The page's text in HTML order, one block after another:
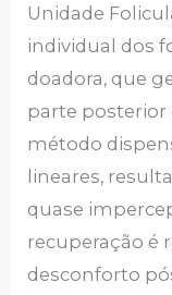
Unidade
individual dos
doadora, que
parte posterior
método
lineares,
quase
recuperação é
desconforto